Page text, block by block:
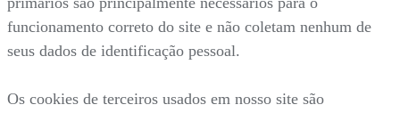
funcionamento correto do site e não coletam nenhum de
seus dados de identificação pessoal.
Os cookies de terceiros usados em nosso site são